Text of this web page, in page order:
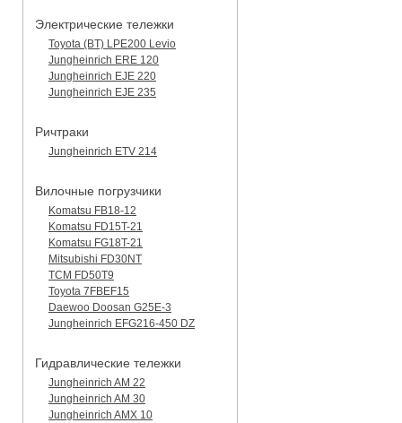
Электрические тележки
Toyota (BT) LPE200 Levio
Jungheinrich ERE 120
Jungheinrich EJE 220
Jungheinrich EJE 235
Ричтраки
Jungheinrich ETV 214
Вилочные погрузчики
Komatsu FB18-12
Komatsu FD15T-21
Komatsu FG18T-21
Mitsubishi FD30NT
TCM FD50T9
Toyota 7FBEF15
Daewoo Doosan G25E-3
Jungheinrich EFG216-450 DZ
Гидравлические тележки
Jungheinrich AM 22
Jungheinrich AM 30
Jungheinrich AMX 10